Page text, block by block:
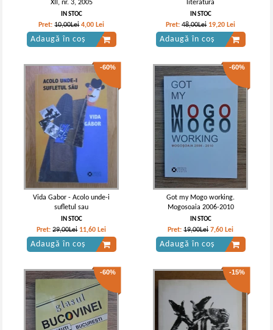
XII, nr. 3, 2005
IN STOC
Pret:10,00Lei 4,00 Lei
Adaugă în coș
literatura
IN STOC
Pret:48,00Lei 19,20 Lei
Adaugă în coș
-60%
Vida Gabor - Acolo unde-i
sufletul sau
IN STOC
Pret:29,00Lei 11,60 Lei
Adaugă în coș
-60%
Got my Mogo working.
Mogosoaia 2006-2010
IN STOC
Pret:19,00Lei 7,60 Lei
Adaugă în coș
-60% -15%